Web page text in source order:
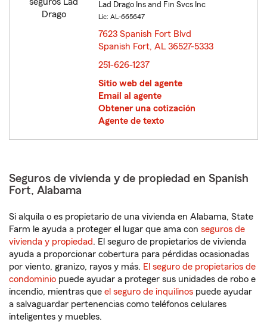
Lad Drago Ins and Fin Svcs Inc
Lic: AL-665647
7623 Spanish Fort Blvd
Spanish Fort, AL 36527-5333
251-626-1237
Sitio web del agente
Email al agente
Obtener una cotización
Agente de texto
Seguros de vivienda y de propiedad en Spanish
Fort, Alabama
Si alquila o es propietario de una vivienda en Alabama, State
Farm le ayuda a proteger el lugar que ama con seguros de
vivienda y propiedad. El seguro de propietarios de vivienda
ayuda a proporcionar cobertura para pérdidas ocasionadas
por viento, granizo, rayos y más. El seguro de propietarios de
condominio puede ayudar a proteger sus unidades de robo e
incendio, mientras que el seguro de inquilinos puede ayudar
a salvaguardar pertenencias como teléfonos celulares
inteligentes y muebles.